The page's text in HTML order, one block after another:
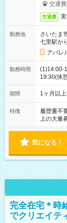
交通
交通費
勤務地
さいたま
七里駅か
アパレ
勤務時間
(1)14:00-
19:30(休
ます
期間 1ヶ月以
特徴 履歴書不
上の大量
気になる！
完全在宅＊時
でクリエイテ